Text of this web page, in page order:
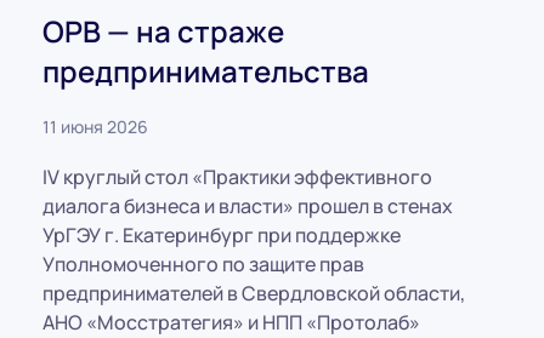
ОРВ — на страже
предпринимательства
11 июня 2026
IV круглый стол «Практики эффективного
диалога бизнеса и власти» прошел в стенах
УрГЭУ г. Екатеринбург при поддержке
Уполномоченного по защите прав
предпринимателей в Свердловской области,
АНО «Мосстратегия» и НПП «Протолаб»